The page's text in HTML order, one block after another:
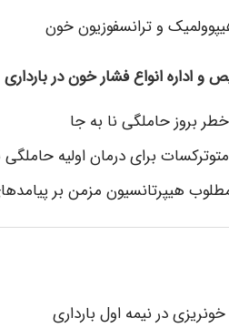
و ترانسفوزیون خون
اداره انواع فشار خون در بارداری
در نیمه اول بارداری